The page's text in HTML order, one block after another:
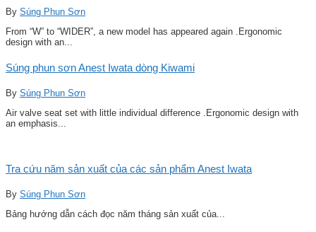
By Súng Phun Sơn
From “W” to “WIDER”, a new model has appeared again .Ergonomic
design with an...
Súng phun sơn Anest Iwata dòng Kiwami
By Súng Phun Sơn
Air valve seat set with little individual difference .Ergonomic design with
an emphasis...
Tra cứu năm sản xuất của các sản phẩm Anest Iwata
By Súng Phun Sơn
Bảng hướng dẫn cách đọc năm tháng sản xuất của...